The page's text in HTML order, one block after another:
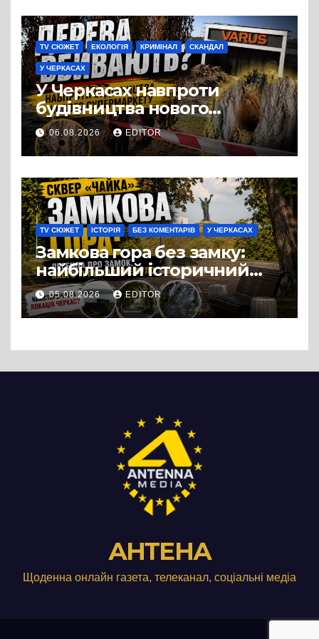
TV СЮЖЕТ ЕКОЛОГІЯ КРИМІНАЛ СКАНДАЛ
У ЧЕРКАСАХ
У Черкасах навпроти
будівництва нового
супермаркету VARUS на
проспекті Перемоги всохли
дерева. І це навряд чи
можна назвати
випадковістю
06.08.2026 EDITOR
TV СЮЖЕТ ІСТОРІЯ БЕЗ КОМЕНТАРІВ У ЧЕРКАСАХ
Замкова гора без замку:
найбільший історичний
міф Черкас
05.08.2026 EDITOR
АНТЕНА
Щоденна онлайн газета, телеканал, соціальні медіа